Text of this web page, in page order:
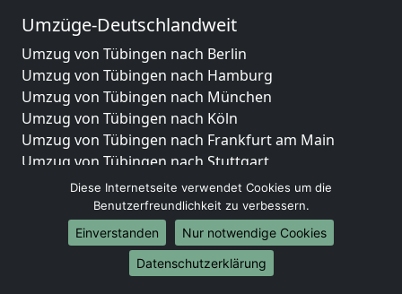
Umzüge-Deutschlandweit
Umzug von Tübingen nach Berlin
Umzug von Tübingen nach Hamburg
Umzug von Tübingen nach München
Umzug von Tübingen nach Köln
Umzug von Tübingen nach Frankfurt am Main
Umzug von Tübingen nach Stuttgart
Umzug von Tübingen nach Düsseldorf
Umzug von Tübingen nach Leipzig
Umzug von Tübingen nach Dortmund
Umzug von Tübingen nach Essen
Umzug von Tübingen nach Bremen
Diese Internetseite verwendet Cookies um die
Benutzerfreundlichkeit zu verbessern.
Einverstanden
Nur notwendige Cookies
Datenschutzerklärung